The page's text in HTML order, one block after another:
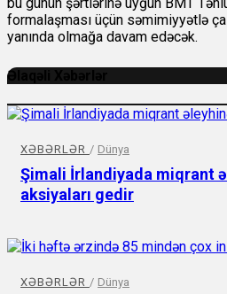
bu günün şərtlərinə uyğun BMT
formalaşması üçün səmimiyyətlə
yanında olmağa davam edəcək.
Əlaqəli Xəbərlər
XƏBƏRLƏR / Dünya
Şimali İrlandiyada miqrant
aksiyaları gedir
XƏBƏRLƏR / Dünya